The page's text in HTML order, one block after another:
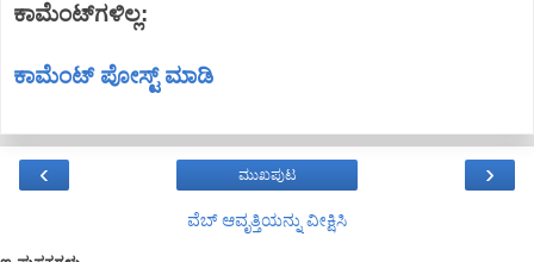
ಕಾಮೆಂಟ್‌ಗಳಿಲ್ಲ:
ಕಾಮೆಂಟ್‌‌ ಪೋಸ್ಟ್‌ ಮಾಡಿ
‹ ›
ಮುಖಪುಟ
ವೆಬ್‌ ಆವೃತ್ತಿಯನ್ನು ವೀಕ್ಷಿಸಿ